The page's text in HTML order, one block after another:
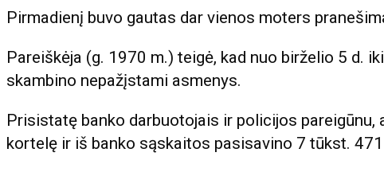
Pirmadienį buvo gautas dar vienos moters
Pareiškėja (g. 1970 m.) teigė, kad nuo birželio 5 d.
skambino nepažįstami asmenys.
Prisistatę banko darbuotojais ir policijos
kortelę ir iš banko sąskaitos pasisavino 7 tūkst. 471